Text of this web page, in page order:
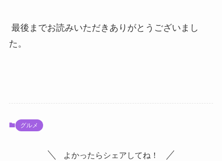
最後までお読みいただきありがとうございまし
た。
グルメ
よかったらシェアしてね！